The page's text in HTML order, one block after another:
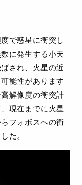
で惑星に衝突し
に発生する小天
され、火星の近
能性があります
解像度の衝突計
現在までに火星
フォボスへの衝
た。